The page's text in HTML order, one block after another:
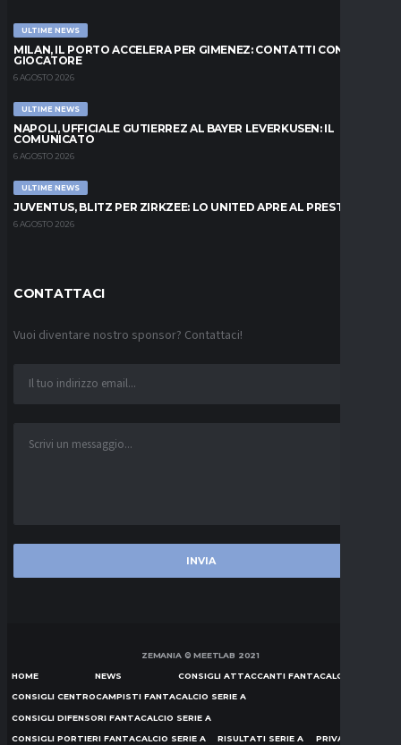
ULTIME NEWS
MILAN, IL PORTO ACCELERA PER GIMENEZ: CONTATTI CON IL
GIOCATORE
6 AGOSTO 2026
ULTIME NEWS
NAPOLI, UFFICIALE GUTIERREZ AL BAYER LEVERKUSEN: IL
COMUNICATO
6 AGOSTO 2026
ULTIME NEWS
JUVENTUS, BLITZ PER ZIRKZEE: LO UNITED APRE AL PRESTITO
6 AGOSTO 2026
CONTATTACI
Vuoi diventare nostro sponsor? Contattaci!
ZEMANIA © MEETLAB 2021
HOME NEWS CONSIGLI ATTACCANTI FANTACALCIO SERIE A
CONSIGLI CENTROCAMPISTI FANTACALCIO SERIE A
CONSIGLI DIFENSORI FANTACALCIO SERIE A
CONSIGLI PORTIERI FANTACALCIO SERIE A RISULTATI SERIE A PRIVACY POLICY